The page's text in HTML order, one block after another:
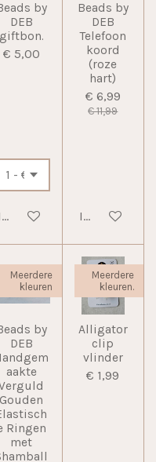
by
DEB
giftbon.
€ 5,00
winkelwagen
Beads by
DEB
Telefoon
koord
(roze
hart)
€ 6,99
€ 11,99
In
Meerdere
kleuren
by
DEB
aakte
Gouden
Ringen
met
Meerdere
kleuren.
Alligator
clip
vlinder
€ 1,99